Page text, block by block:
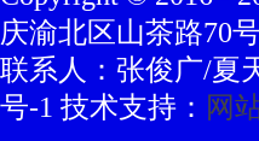
庆渝北区山茶路70
联系人：张俊广/夏
号-1 技术支持： 网